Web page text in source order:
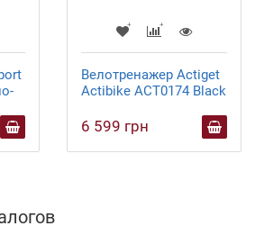
Велотренажер Actiget
Actibike ACT0174 Black
6 599 грн